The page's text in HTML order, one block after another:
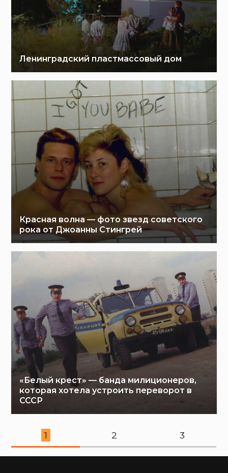
Ленинградский пластмассовый дом
Красная волна — фото звезд советского
рока от Джоанны Стингрей
«Белый крест» — банда милиционеров,
которая хотела устроить переворот в
СССР
1 2 3